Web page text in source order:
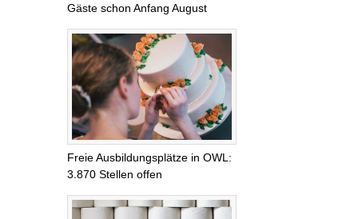
Gäste schon Anfang August
Freie Ausbildungsplätze in OWL:
3.870 Stellen offen